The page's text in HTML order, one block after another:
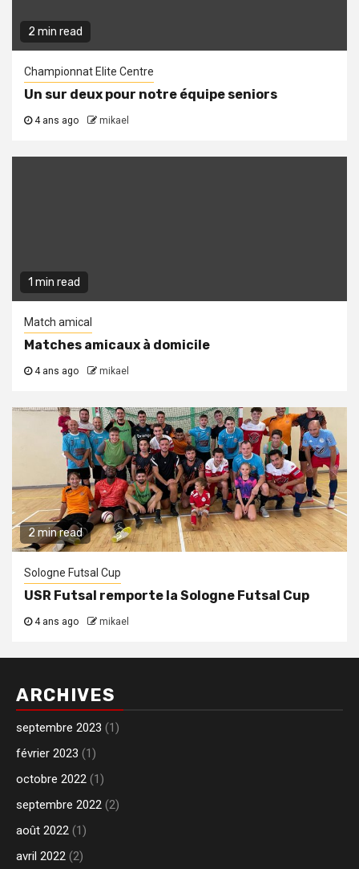
2 min read
Championnat Elite Centre
Un sur deux pour notre équipe seniors
4 ans ago mikael
1 min read
Match amical
Matches amicaux à domicile
4 ans ago mikael
2 min read
Sologne Futsal Cup
USR Futsal remporte la Sologne Futsal Cup
4 ans ago mikael
ARCHIVES
septembre 2023 (1)
février 2023 (1)
octobre 2022 (1)
septembre 2022 (2)
août 2022 (1)
avril 2022 (2)